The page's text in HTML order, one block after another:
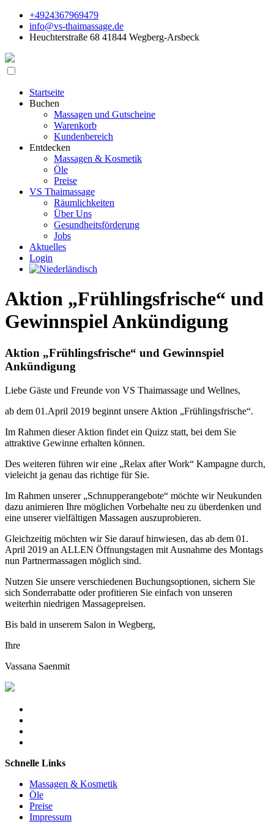
+4924367969479
info@vs-thaimassage.de
Heuchterstraße 68 41844 Wegberg-Arsbeck
Startseite
Buchen
Massagen und Gutscheine
Warenkorb
Kundenbereich
Entdecken
Massagen & Kosmetik
Öle
Preise
VS Thaimassage
Räumlichkeiten
Über Uns
Gesundheitsförderung
Jobs
Aktuelles
Login
Aktion „Frühlingsfrische“ und
Gewinnspiel Ankündigung
Aktion „Frühlingsfrische“ und Gewinnspiel
Ankündigung
Liebe Gäste und Freunde von VS Thaimassage und Wellnes,
ab dem 01.April 2019 beginnt unsere Aktion „Frühlingsfrische“.
Im Rahmen dieser Aktion findet ein Quizz statt, bei dem Sie
attraktive Gewinne erhalten können.
Des weiteren führen wir eine „Relax after Work“ Kampagne durch,
vieleicht ja genau das richtige für Sie.
Im Rahmen unserer „Schnupperangebote“ möchte wir Neukunden
dazu animieren Ihre möglichen Vorbehalte neu zu überdenken und
eine unserer vielfältigen Massagen auszuprobieren.
Gleichzeitig möchten wir Sie darauf hinwiesen, das ab dem 01.
April 2019 an ALLEN Öffnungstagen mit Ausnahme des Montags
nun Partnermassagen möglich sind.
Nutzen Sie unsere verschiedenen Buchungsoptionen, sichern Sie
sich Sonderrabatte oder profitieren Sie einfach von unseren
weiterhin niedrigen Massagepreisen.
Bis bald in unserem Salon in Wegberg,
Ihre
Vassana Saenmit
Schnelle Links
Massagen & Kosmetik
Öle
Preise
Impressum